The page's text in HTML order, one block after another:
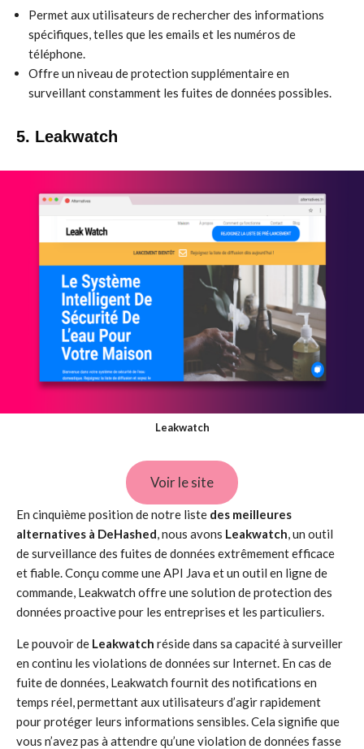
Permet aux utilisateurs de rechercher des informations
spécifiques, telles que les emails et les numéros de
téléphone.
Offre un niveau de protection supplémentaire en
surveillant constamment les fuites de données possibles.
5. Leakwatch
Leakwatch
Voir le site
En cinquième position de notre liste des meilleures
alternatives à DeHashed, nous avons Leakwatch, un outil
de surveillance des fuites de données extrêmement efficace
et fiable. Conçu comme une API Java et un outil en ligne de
commande, Leakwatch offre une solution de protection des
données proactive pour les entreprises et les particuliers.
Le pouvoir de Leakwatch réside dans sa capacité à surveiller
en continu les violations de données sur Internet. En cas de
fuite de données, Leakwatch fournit des notifications en
temps réel, permettant aux utilisateurs d’agir rapidement
pour protéger leurs informations sensibles. Cela signifie que
vous n’avez pas à attendre qu’une violation de données fasse